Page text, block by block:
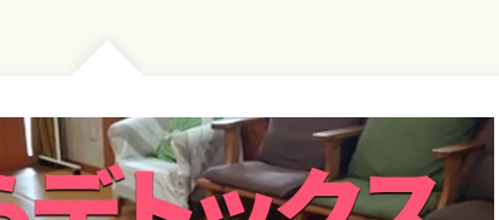
お産について